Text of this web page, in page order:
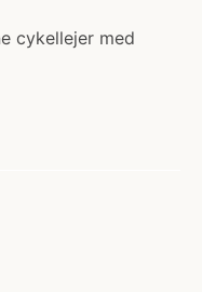
cykellejer med